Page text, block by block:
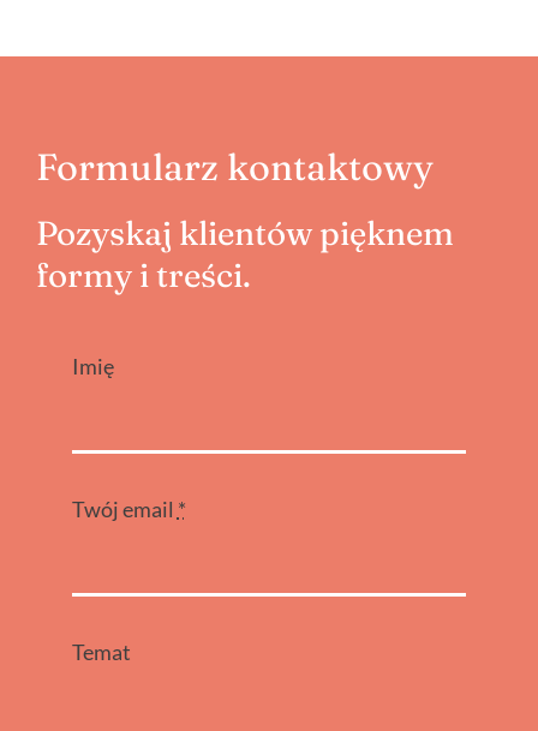
Formularz kontaktowy
Pozyskaj klientów pięknem
formy i treści.
Imię
Twój email *
Temat